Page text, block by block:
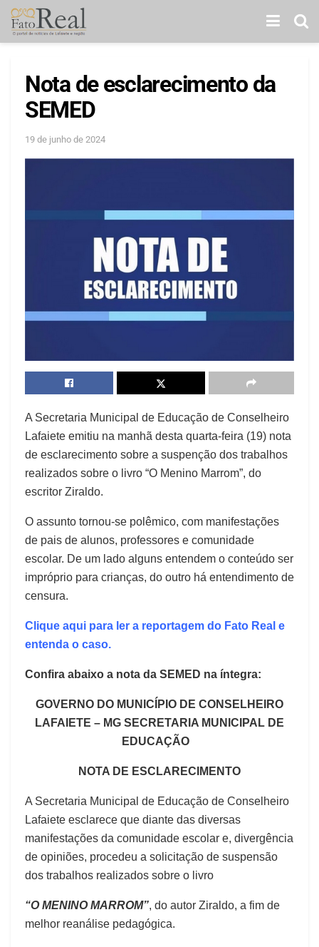
Nota de esclarecimento da
SEMED
19 de junho de 2024
A Secretaria Municipal de Educação de Conselheiro
Lafaiete emitiu na manhã desta quarta-feira (19) nota
de esclarecimento sobre a suspenção dos trabalhos
realizados sobre o livro “O Menino Marrom”, do
escritor Ziraldo.
O assunto tornou-se polêmico, com manifestações
de pais de alunos, professores e comunidade
escolar. De um lado alguns entendem o conteúdo ser
impróprio para crianças, do outro há entendimento de
censura.
Clique aqui para ler a reportagem do Fato Real e
entenda o caso.
Confira abaixo a nota da SEMED na íntegra:
GOVERNO DO MUNICÍPIO DE CONSELHEIRO
LAFAIETE – MG SECRETARIA MUNICIPAL DE
EDUCAÇÃO
NOTA DE ESCLARECIMENTO
A Secretaria Municipal de Educação de Conselheiro
Lafaiete esclarece que diante das diversas
manifestações da comunidade escolar e, divergência
de opiniões, procedeu a solicitação de suspensão
dos trabalhos realizados sobre o livro
“O MENINO MARROM”, do autor Ziraldo, a fim de
melhor reanálise pedagógica.